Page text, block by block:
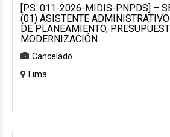
[P.S. 011-2026-MIDIS-PNPDS] –
(01) ASISTENTE
DE PLANEAMIENTO,
MODERNIZACIÓN
Cancelado
Lima